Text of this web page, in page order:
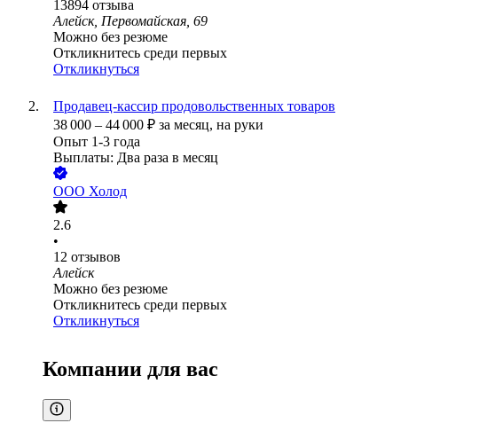
13894 отзыва
Алейск, Первомайская, 69
Можно без резюме
Откликнитесь среди первых
Откликнуться
Продавец-кассир продовольственных товаров
38 000 – 44 000 ₽ за месяц, на руки
Опыт 1-3 года
Выплаты: Два раза в месяц
ООО Холод
2.6
•
12 отзывов
Алейск
Можно без резюме
Откликнитесь среди первых
Откликнуться
Компании для вас